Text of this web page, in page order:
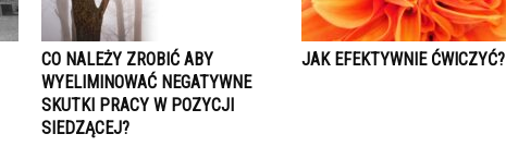
CO NALEŻY ZROBIĆ ABY
WYELIMINOWAĆ NEGATYWNE
SKUTKI PRACY W POZYCJI
SIEDZĄCEJ?
JAK EFEKTYWNIE ĆWICZYĆ?